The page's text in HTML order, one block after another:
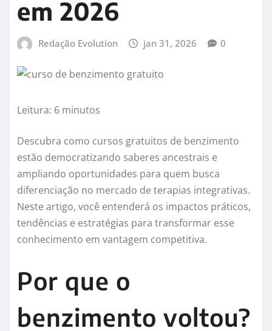
em 2026
Redação Evolution jan 31, 2026 0
Leitura: 6 minutos
Descubra como cursos gratuitos de benzimento
estão democratizando saberes ancestrais e
ampliando oportunidades para quem busca
diferenciação no mercado de terapias integrativas.
Neste artigo, você entenderá os impactos práticos,
tendências e estratégias para transformar esse
conhecimento em vantagem competitiva.
Por que o
benzimento voltou?